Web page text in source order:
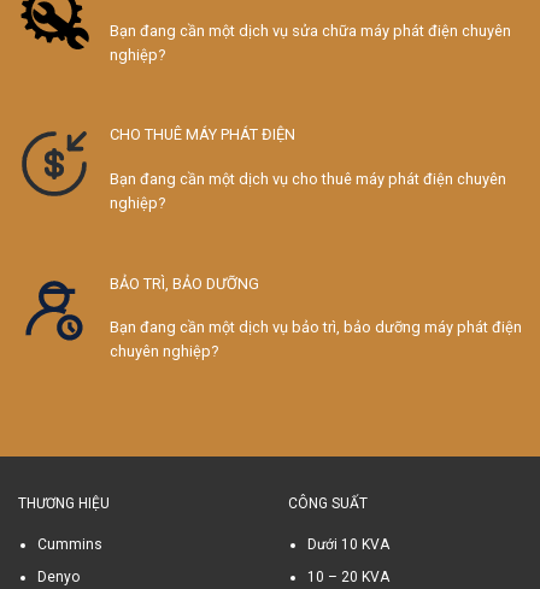
Bạn đang cần một dịch vụ sửa chữa máy phát điện chuyên
nghiệp?
CHO THUÊ MÁY PHÁT ĐIỆN
Bạn đang cần một dịch vụ cho thuê máy phát điện chuyên
nghiệp?
BẢO TRÌ, BẢO DƯỠNG
Bạn đang cần một dịch vụ bảo trì, bảo dưỡng máy phát điện
chuyên nghiệp?
THƯƠNG HIỆU
Cummins
Denyo
CÔNG SUẤT
Dưới 10 KVA
10 – 20 KVA